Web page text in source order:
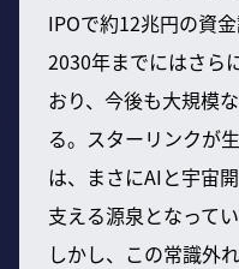
IPOで約12兆円の資
2030年までにはさら
おり、今後も大規模
る。スターリンクが
は、まさにAIと宇宙
支える源泉となってい
しかし、この常識外